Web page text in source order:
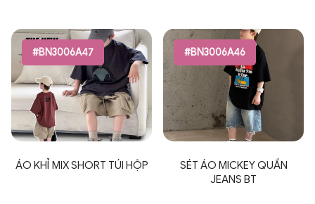
#BN3006A47
ÁO KHỈ MIX SHORT TÚI HỘP
#BN3006A46
SÉT ÁO MICKEY QUẦN
JEANS BT